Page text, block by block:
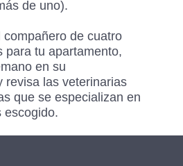
de uno).
de cuatro
para tu apartamento,
en su
revisa las veterinarias
que se especializan en
escogido.